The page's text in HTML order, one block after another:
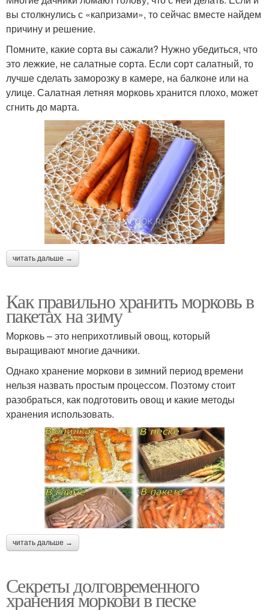
вы столкнулись с «капризами», то сейчас вместе найдем
причину и решение.
Помните, какие сорта вы сажали? Нужно убедиться, что
это лежкие, не салатные сорта. Если сорт салатный, то
лучше сделать заморозку в камере, на балконе или на
улице. Салатная летняя морковь хранится плохо, может
сгнить до марта.
читать дальше →
Как правильно хранить морковь в
пакетах на зиму
Морковь – это неприхотливый овощ, который
выращивают многие дачники.
Однако хранение моркови в зимний период времени
нельзя назвать простым процессом. Поэтому стоит
разобраться, как подготовить овощ и какие методы
хранения использовать.
читать дальше →
Секреты долговременного
хранения моркови в песке